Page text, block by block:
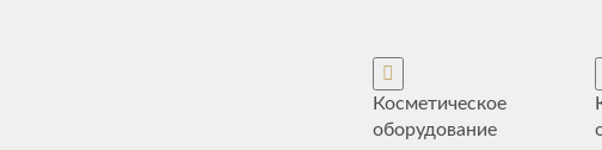
Косметическое
оборудование